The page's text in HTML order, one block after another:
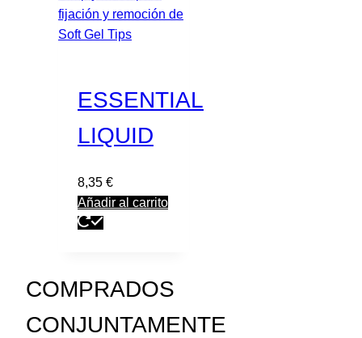
ESSENTIAL
LIQUID
8,35 €
Añadir al carrito
COMPRADOS
CONJUNTAMENTE